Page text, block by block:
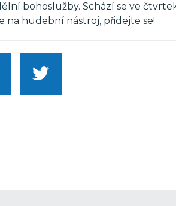
bohoslužby. Schází se ve
na hudební nástroj, přidejte se!